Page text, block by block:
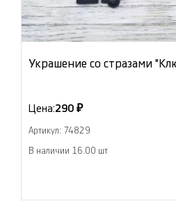
Украшение со стразами
Цена:290 ₽
Артикул: 74829
В наличии 16.00 шт